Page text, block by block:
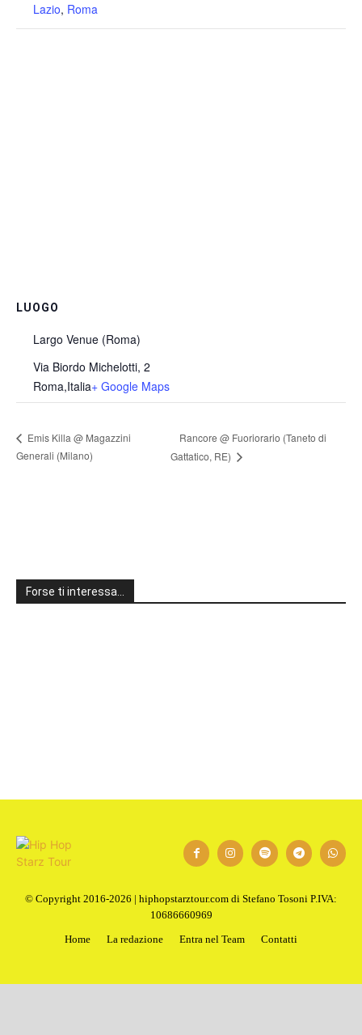
Lazio, Roma
LUOGO
Largo Venue (Roma)
Via Biordo Michelotti, 2
Roma,Italia+ Google Maps
Emis Killa @ Magazzini
Generali (Milano)
Rancore @ Fuoriorario (Taneto di
Gattatico, RE)
Forse ti interessa…
1
© Copyright 2016-2026 | hiphopstarztour.com di Stefano Tosoni P.IVA:
10686660969
Home
La redazione Entra nel Team Contatti